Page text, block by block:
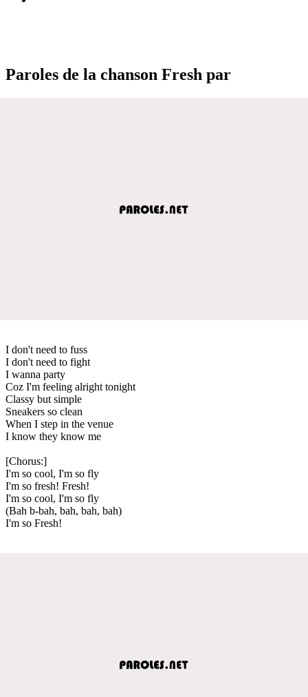
Paroles de la chanson Fresh par
I don't need to fuss
I don't need to fight
I wanna party
Coz I'm feeling alright tonight
Classy but simple
Sneakers so clean
When I step in the venue
I know they know me
[Chorus:]
I'm so cool, I'm so fly
I'm so fresh! Fresh!
I'm so cool, I'm so fly
(Bah b-bah, bah, bah, bah)
I'm so Fresh!